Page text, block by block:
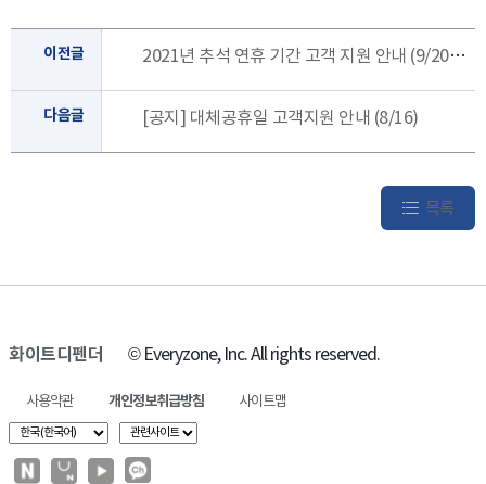
이전글 2021년 추석 연휴 기간 고객 지원 안내 (9/20~9/22)
다음글 [공지] 대체공휴일 고객지원 안내 (8/16)
목록
화이트디펜더 © Everyzone, Inc. All rights reserved.
사용약관 개인정보취급방침 사이트맵